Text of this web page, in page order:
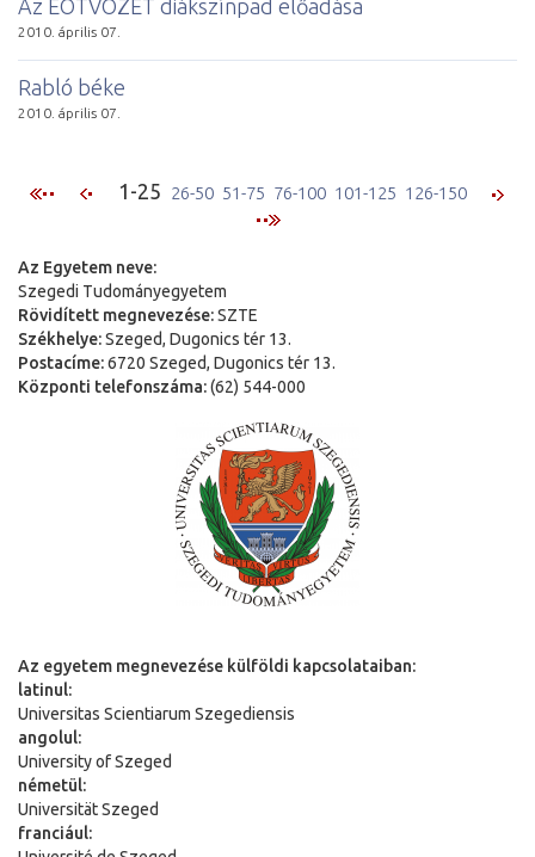
Az EÖTVÖZET diákszínpad előadása
2010. április 07.
Rabló béke
2010. április 07.
1-25 26-50 51-75 76-100 101-125 126-150
Az Egyetem neve:
Szegedi Tudományegyetem
Rövidített megnevezése:SZTE
Székhelye:Szeged, Dugonics tér 13.
Postacíme:6720 Szeged, Dugonics tér 13.
Központi telefonszáma:(62) 544-000
Az egyetem megnevezése külföldi kapcsolataiban:
latinul:
Universitas Scientiarum Szegediensis
angolul:
University of Szeged
németül:
Universität Szeged
franciául: